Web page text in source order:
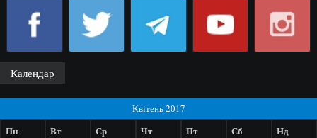
Календар
Квітень 2017
Пн Вт Ср Чт Пт Сб Нд